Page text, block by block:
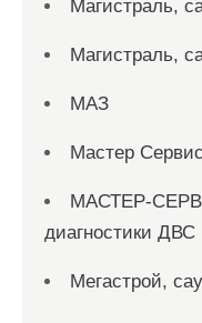
Магистраль,
Магистраль,
МАЗ
Мастер Сервис
МАСТЕР-
диагностики ДВС
Мегастрой,